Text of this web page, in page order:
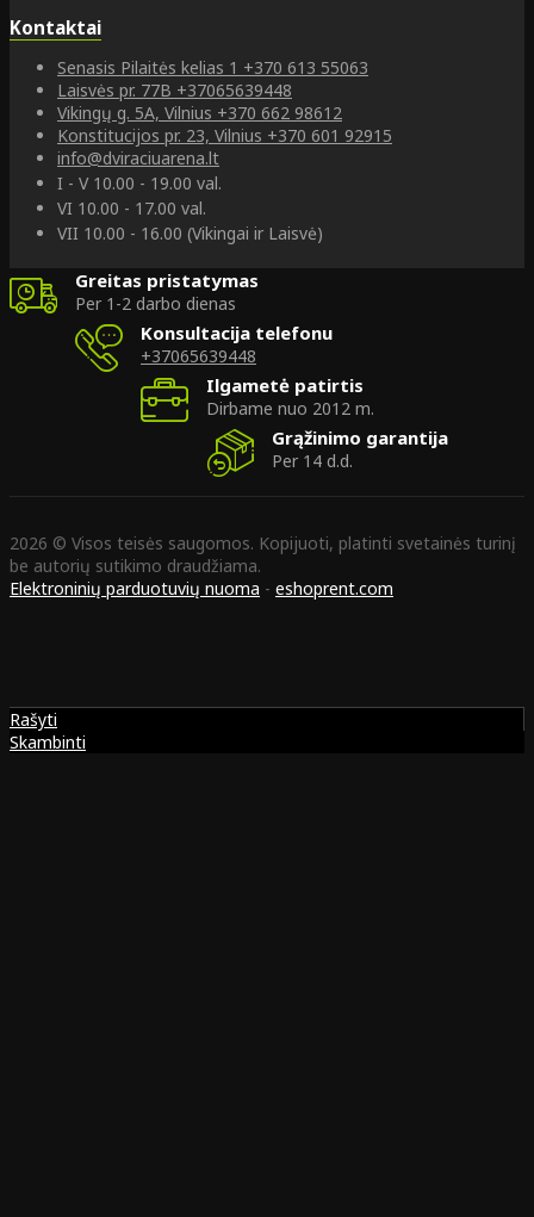
Kontaktai
Senasis Pilaitės kelias 1 +370 613 55063
Laisvės pr. 77B +37065639448
Vikingų g. 5A, Vilnius +370 662 98612
Konstitucijos pr. 23, Vilnius +370 601 92915
info@dviraciuarena.lt
I - V 10.00 - 19.00 val.
VI 10.00 - 17.00 val.
VII 10.00 - 16.00 (Vikingai ir Laisvė)
Greitas pristatymas
Per 1-2 darbo dienas
Konsultacija telefonu
+37065639448
Ilgametė patirtis
Dirbame nuo 2012 m.
Grąžinimo garantija
Per 14 d.d.
2026 © Visos teisės saugomos. Kopijuoti, platinti svetainės turinį
be autorių sutikimo draudžiama.
Elektroninių parduotuvių nuoma - eshoprent.com
Rašyti
Skambinti